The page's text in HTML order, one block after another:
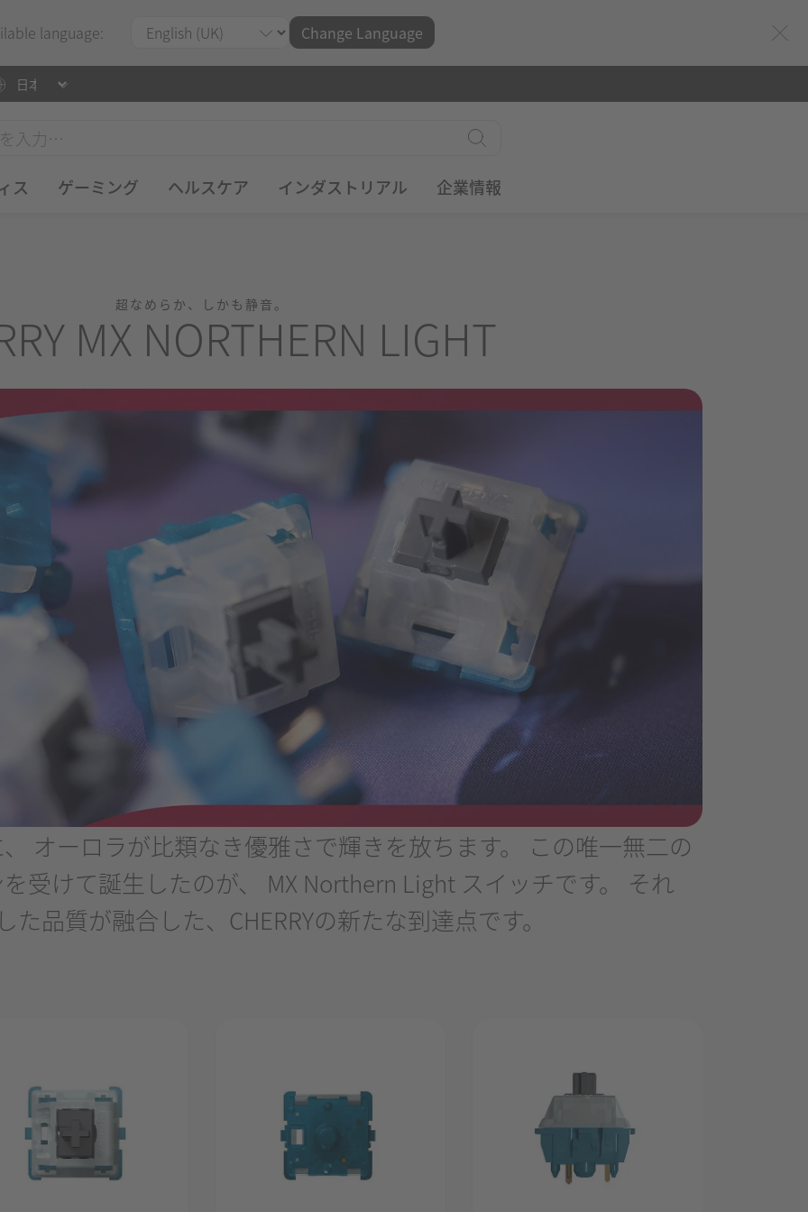
language: Change Language
ス ゲーミング ヘルスケア インダストリアル 企業情報
超なめらか、しかも静音。
MX NORTHERN LIGHT
オーロラが比類なき優雅さで輝きを放ちます。 この唯一無二の
受けて誕生したのが、 MX Northern Light スイッチです。 それ
品質が融合した、CHERRYの新たな到達点です。